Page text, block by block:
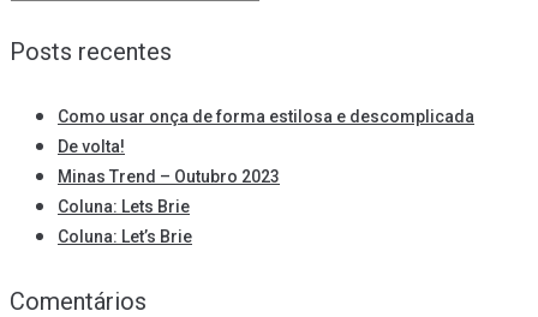
Posts recentes
Como usar onça de forma estilosa e descomplicada
De volta!
Minas Trend – Outubro 2023
Coluna: Lets Brie
Coluna: Let’s Brie
Comentários